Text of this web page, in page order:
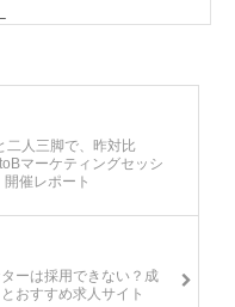
二人三脚で、昨対比
マーケティングセッシ
催レポート
ーは採用できない？成
おすすめ求人サイト